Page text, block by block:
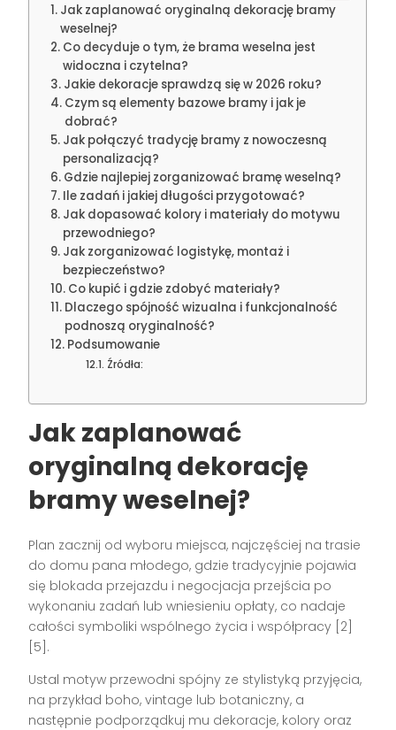
Jak zaplanować oryginalną dekorację bramy
weselnej?
Co decyduje o tym, że brama weselna jest
widoczna i czytelna?
Jakie dekoracje sprawdzą się w 2026 roku?
Czym są elementy bazowe bramy i jak je
dobrać?
Jak połączyć tradycję bramy z nowoczesną
personalizacją?
Gdzie najlepiej zorganizować bramę weselną?
Ile zadań i jakiej długości przygotować?
Jak dopasować kolory i materiały do motywu
przewodniego?
Jak zorganizować logistykę, montaż i
bezpieczeństwo?
Co kupić i gdzie zdobyć materiały?
Dlaczego spójność wizualna i funkcjonalność
podnoszą oryginalność?
Podsumowanie
Źródła:
Jak zaplanować
oryginalną dekorację
bramy weselnej?
Plan zacznij od wyboru miejsca, najczęściej na trasie
do domu pana młodego, gdzie tradycyjnie pojawia
się blokada przejazdu i negocjacja przejścia po
wykonaniu zadań lub wniesieniu opłaty, co nadaje
całości symboliki wspólnego życia i współpracy [2]
[5].
Ustal motyw przewodni spójny ze stylistyką przyjęcia,
na przykład boho, vintage lub botaniczny, a
następnie podporządkuj mu dekoracje, kolory oraz